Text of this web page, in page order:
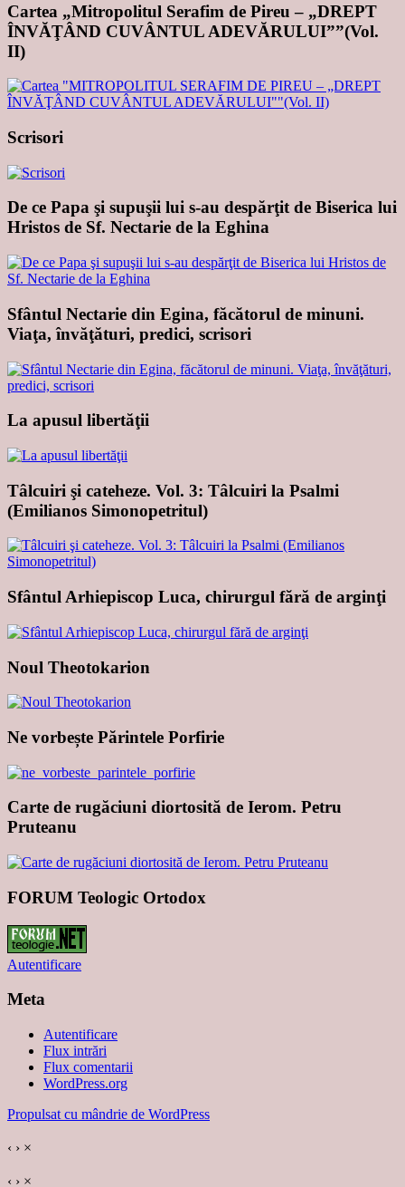
Cartea „Mitropolitul Serafim de Pireu – „DREPT
ÎNVĂŢÂND CUVÂNTUL ADEVĂRULUI””(Vol.
II)
Scrisori
De ce Papa şi supuşii lui s-au despărţit de Biserica lui
Hristos de Sf. Nectarie de la Eghina
Sfântul Nectarie din Egina, făcătorul de minuni.
Viaţa, învăţături, predici, scrisori
La apusul libertăţii
Tâlcuiri şi cateheze. Vol. 3: Tâlcuiri la Psalmi
(Emilianos Simonopetritul)
Sfântul Arhiepiscop Luca, chirurgul fără de arginţi
Noul Theotokarion
Ne vorbește Părintele Porfirie
Carte de rugăciuni diortosită de Ierom. Petru
Pruteanu
FORUM Teologic Ortodox
Autentificare
Meta
Autentificare
Flux intrări
Flux comentarii
WordPress.org
Propulsat cu mândrie de WordPress
‹ › ×
‹ › ×